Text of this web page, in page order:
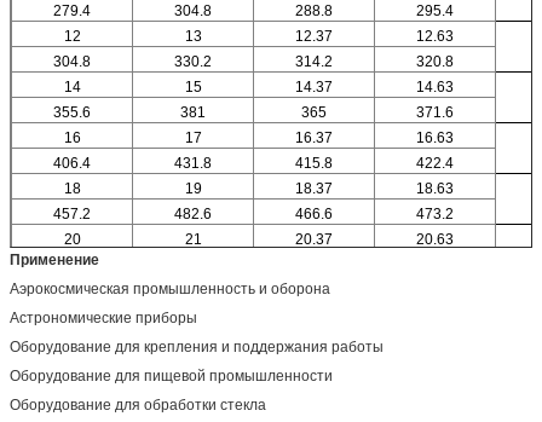
279.4 304.8 288.8
295.4
12
13 12.37 12.63
304.8 330.2 314.2
320.8
14
15 14.37 14.63
355.6 381 365
371.6
16
17 16.37 16.63
406.4 431.8 415.8
422.4
18
19 18.37 18.63
457.2 482.6 466.6
473.2
20
21 20.37 20.63
Применение
Аэрокосмическая промышленность и оборона
Астрономические приборы
Оборудование для крепления и поддержания работы
Оборудование для пищевой промышленности
Оборудование для обработки стекла